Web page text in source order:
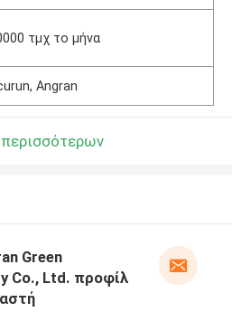
τμχ το μήνα
Angran
Green
Co., Ltd. προφίλ